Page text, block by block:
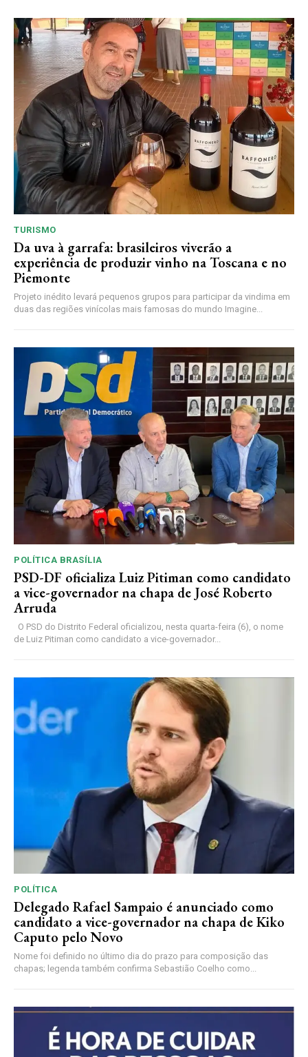
TURISMO
Da uva à garrafa: brasileiros viverão a
experiência de produzir vinho na Toscana e no
Piemonte
Projeto inédito levará pequenos grupos para participar da vindima em
duas das regiões vinícolas mais famosas do mundo Imagine...
POLÍTICA BRASÍLIA
PSD-DF oficializa Luiz Pitiman como candidato
a vice-governador na chapa de José Roberto
Arruda
de Luiz Pitiman como candidato a vice-governador...
POLÍTICA
Delegado Rafael Sampaio é anunciado como
candidato a vice-governador na chapa de Kiko
Caputo pelo Novo
Nome foi definido no último dia do prazo para composição das
chapas; legenda também confirma Sebastião Coelho como...